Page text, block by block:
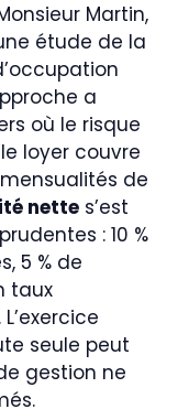
Martin,
étude de la
a
où le risque
loyer couvre
de
nette s’est
: 10 %
5 % de
taux
seule peut
gestion ne